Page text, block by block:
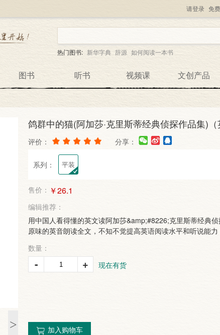
请登录 免
热门图书: 新华字典 辞源 如何阅读一本书
图书 听书 视频课 文创产品
>
鸽群中的猫(阿加莎·克里斯蒂经典侦探作品集)
评价： 分享：
系列： 平装
售价： ￥26.1
编辑推荐：
用中国人看得懂的英文读阿加莎&amp;#8226;克里斯蒂经典
原味的英音朗读全文，不知不觉提高英语阅读水平和听说能力
数量：
- + 现在有货
加入购物车